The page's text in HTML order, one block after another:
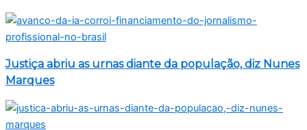
Justiça abriu as urnas diante da população, diz Nunes
Marques